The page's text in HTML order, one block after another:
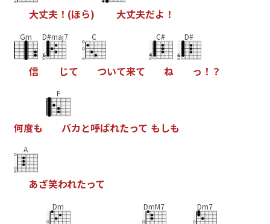
大丈夫！ (ほら) 大丈夫だよ ！
Gm
信
D#maj7
じて
C
ついて来て
C#
ね
D#
っ ！ ？
何度も
F
バカ と呼ばれたって もしも
A
あざ笑われたって
Dm DmM7 Dm7